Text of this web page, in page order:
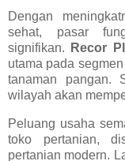
Dengan
sehat, pasar
signifikan.
Recor
utama pada
tanaman pangan.
wilayah akan
Peluang usaha
toko pertanian,
pertanian modern.